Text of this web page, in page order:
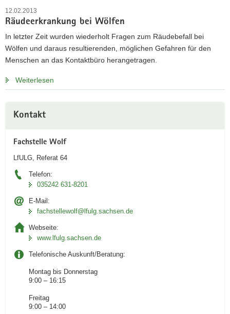
12.02.2013
Räudeerkrankung bei Wölfen
In letzter Zeit wurden wiederholt Fragen zum Räudebefall bei
Wölfen und daraus resultierenden, möglichen Gefahren für den
Menschen an das Kontaktbüro herangetragen.
Weiterlesen
Information
Kontakt
Fachstelle Wolf
LfULG, Referat 64
Telefon:
035242 631-8201
E-Mail:
fachstellewolf­@lfulg.sachsen.de
Webseite:
www.lfulg.sachsen.de
Telefonische Auskunft/Beratung:
Montag bis Donnerstag
9:00 – 16:15
Freitag
9:00 – 14:00